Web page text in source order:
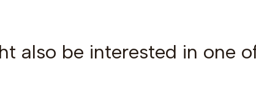
also be interested in one